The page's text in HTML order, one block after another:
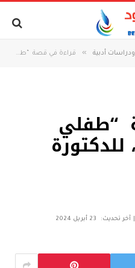
أدبية » قراءة في قصة “طفلي الذي لن يعود”، للدكتورة غزلان هاشمي ‏
“طفلي
آخر تحديث: 23 أبريل 2024